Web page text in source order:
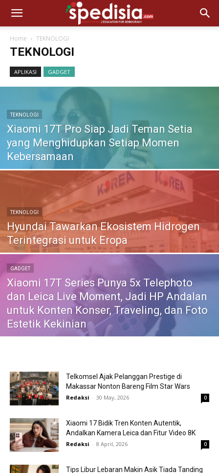
Home TEKNOLOGI
TEKNOLOGI
APLIKASI GADGET
TEKNOLOGI
Xiaomi 17T Pro Siap Jadi Teman Setia
yang Menghidupkan Setiap Momen
Kebersamaan
TEKNOLOGI
Hyundai Tawarkan Ekosistem Hidrogen
Terintegrasi untuk Eropa
GADGET
Xiaomi 17T Series Punya 5x Telephoto
dan Leica Live Moment, Jadi HP Andalan
untuk Konten Konser, Traveling, dan Foto
Estetik Kekinian
Telkomsel Ajak Pelanggan Prestige di
Makassar Nonton Bareng Film Star Wars
Redaksi - 30 May, 2026 0
Xiaomi 17 Bidik Tren Konten Autentik,
Andalkan Kamera Leica dan Fitur Video 8K
Redaksi - 8 April, 2026 0
Tips Libur Lebaran Makin Asik Tiada Tanding